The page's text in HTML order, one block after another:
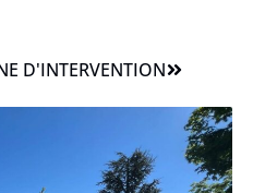
D'INTERVENTION